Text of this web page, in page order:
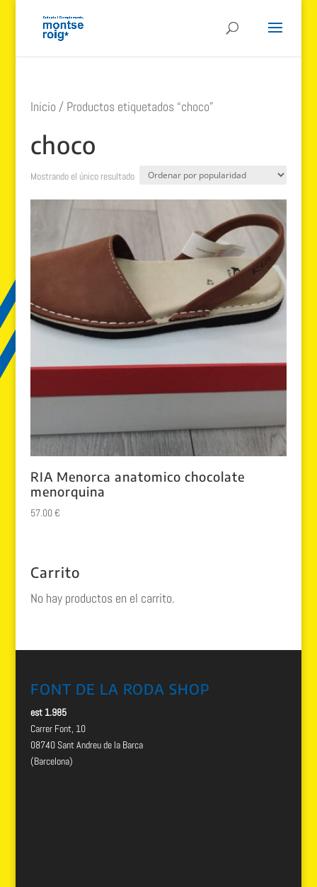
Inicio / Productos etiquetados “choco”
choco
Mostrando el único resultado
RIA Menorca anatomico chocolate
menorquina
57.00€
Carrito
No hay productos en el carrito.
FONT DE LA RODA SHOP
est 1.985
Carrer Font, 10
08740 Sant Andreu de la Barca
(Barcelona)